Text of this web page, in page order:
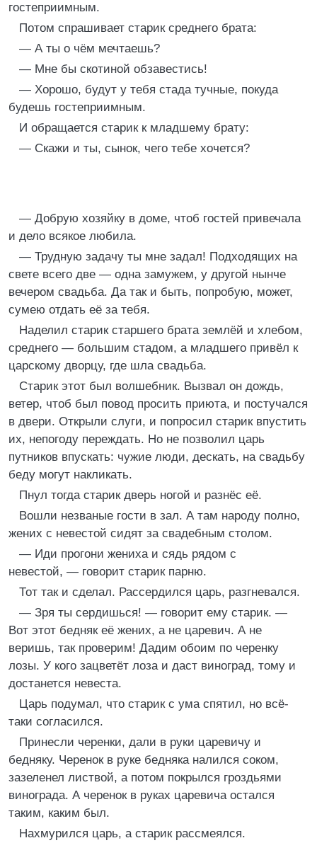
гостеприимным.
Потом спрашивает старик среднего брата:
— А ты о чём мечтаешь?
— Мне бы скотиной обзавестись!
— Хорошо, будут у тебя стада тучные, покуда
будешь гостеприимным.
И обращается старик к младшему брату:
— Скажи и ты, сынок, чего тебе хочется?
— Добрую хозяйку в доме, чтоб гостей привечала
и дело всякое любила.
— Трудную задачу ты мне задал! Подходящих на
свете всего две — одна замужем, у другой нынче
вечером свадьба. Да так и быть, попробую, может,
сумею отдать её за тебя.
Наделил старик старшего брата землёй и хлебом,
среднего — большим стадом, а младшего привёл к
царскому дворцу, где шла свадьба.
Старик этот был волшебник. Вызвал он дождь,
ветер, чтоб был повод просить приюта, и постучался
в двери. Открыли слуги, и попросил старик впустить
их, непогоду переждать. Но не позволил царь
путников впускать: чужие люди, дескать, на свадьбу
беду могут накликать.
Пнул тогда старик дверь ногой и разнёс её.
Вошли незваные гости в зал. А там народу полно,
жених с невестой сидят за свадебным столом.
— Иди прогони жениха и сядь рядом с
невестой, — говорит старик парню.
Тот так и сделал. Рассердился царь, разгневался.
— Зря ты сердишься! — говорит ему старик. —
Вот этот бедняк её жених, а не царевич. А не
веришь, так проверим! Дадим обоим по черенку
лозы. У кого зацветёт лоза и даст виноград, тому и
достанется невеста.
Царь подумал, что старик с ума спятил, но всё-
таки согласился.
Принесли черенки, дали в руки царевичу и
бедняку. Черенок в руке бедняка налился соком,
зазеленел листвой, а потом покрылся гроздьями
винограда. А черенок в руках царевича остался
таким, каким был.
Нахмурился царь, а старик рассмеялся.